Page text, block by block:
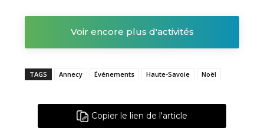
Voir encore plus d'activités
TAGS Annecy Événements Haute-Savoie Noël
Copier le lien de l'article